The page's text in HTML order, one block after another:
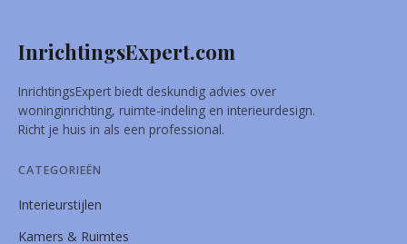
InrichtingsExpert.com
InrichtingsExpert biedt deskundig advies over
woninginrichting, ruimte-indeling en interieurdesign.
Richt je huis in als een professional.
CATEGORIEËN
Interieurstijlen
Kamers & Ruimtes